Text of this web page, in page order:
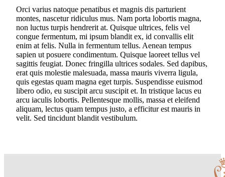
Orci varius natoque penatibus et magnis dis parturient
montes, nascetur ridiculus mus. Nam porta lobortis magna,
non luctus turpis hendrerit at. Quisque ultrices, felis vel
congue fermentum, mi ipsum blandit ex, id convallis elit
enim at felis. Nulla in fermentum tellus. Aenean tempus
sapien ut posuere condimentum. Quisque laoreet tellus vel
sagittis feugiat. Donec fringilla ultrices sodales. Sed dapibus,
erat quis molestie malesuada, massa mauris viverra ligula,
quis egestas quam magna eget turpis. Suspendisse euismod
libero odio, eu suscipit arcu suscipit et. In tristique lacus eu
arcu iaculis lobortis. Pellentesque mollis, massa et eleifend
aliquam, lectus quam tempus justo, a efficitur est mauris in
velit. Sed tincidunt blandit vestibulum.